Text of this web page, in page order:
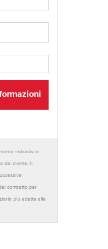
indicativi e
cliente. Il
contratto per
più adatta alle